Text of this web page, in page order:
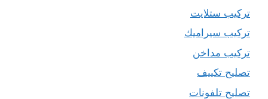
تركيب ستلايت
تركيب سيراميك
تركيب مداخن
تصليح تكييف
تصليح تلفونات